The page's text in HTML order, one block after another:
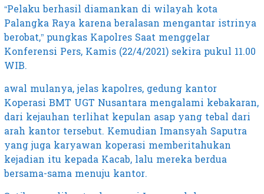
“Pelaku berhasil diamankan di wilayah kota
Palangka Raya karena beralasan mengantar istrinya
berobat,” pungkas Kapolres Saat menggelar
Konferensi Pers, Kamis (22/4/2021) sekira pukul 11.00
WIB.
awal mulanya, jelas kapolres, gedung kantor
Koperasi BMT UGT Nusantara mengalami kebakaran,
dari kejauhan terlihat kepulan asap yang tebal dari
arah kantor tersebut. Kemudian Imansyah Saputra
yang juga karyawan koperasi memberitahukan
kejadian itu kepada Kacab, lalu mereka berdua
bersama-sama menuju kantor.